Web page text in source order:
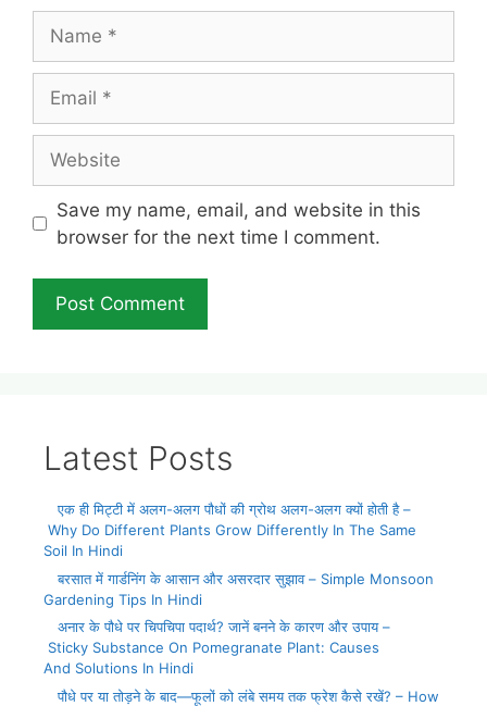
Save my name, email, and website in this
browser for the next time I comment.
Latest Posts
एक ही मिट्टी में अलग-अलग पौधों की ग्रोथ अलग-अलग क्यों होती है –
Why Do Different Plants Grow Differently In The Same
Soil In Hindi
बरसात में गार्डनिंग के आसान और असरदार सुझाव – Simple Monsoon
Gardening Tips In Hindi
अनार के पौधे पर चिपचिपा पदार्थ? जानें बनने के कारण और उपाय –
Sticky Substance On Pomegranate Plant: Causes
And Solutions In Hindi
पौधे पर या तोड़ने के बाद—फूलों को लंबे समय तक फ्रेश कैसे रखें? – How